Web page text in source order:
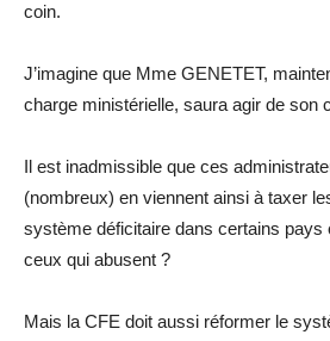
coin.
J’imagine que Mme GENETET,
charge ministérielle, saura agir de son
Il est inadmissible que ces
(nombreux) en viennent ainsi à taxer
système déficitaire dans certains pays
ceux qui abusent ?
Mais la CFE doit aussi réformer le